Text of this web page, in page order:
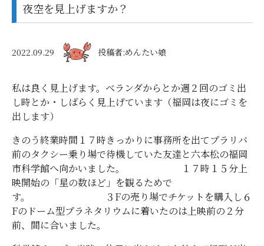
夜空を見上げますか？
2022.09.29 投稿者:めんたい娘
私は良く見上げます。ベランダからとか週２回のゴミ出
し時とか・しばらく見上げています（福岡は夜にゴミを
出します）
きのう終業時間１７時きっかりに事務所を出てプラリバ
前のタクシー乗り場で待機していた友達と六本松の福岡
市科学館へ向かいました。 １７時１５分上
映開始の「星の数ほど」を観るためで
す。 ３Fの売り場でチケットを購入し６
Fのドーム型プラネタリウムに着いたのは上映前の２分
前、間に合いました。